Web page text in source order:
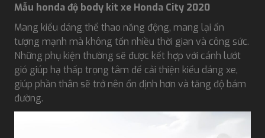
Mẫu honda độ body kit xe Honda City 2020
Mang kiểu dáng thể thao năng động, mang lại ấn
tượng mạnh mà không tốn nhiều thời gian và công sức.
Những phụ kiện thường sẽ được kết hợp với cánh lướt
gió giúp hạ thấp trọng tâm để cải thiện kiểu dáng xe,
giúp phần thân sẽ trở nên ổn định hơn và tăng độ bám
đường.